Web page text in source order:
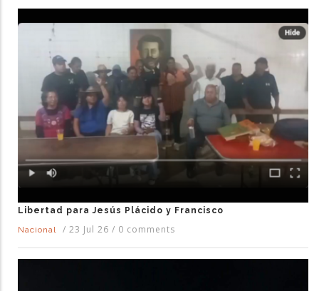
Libertad para Jesús Plácido y Francisco
Nacional
/ 23 Jul 26 / 0 comments